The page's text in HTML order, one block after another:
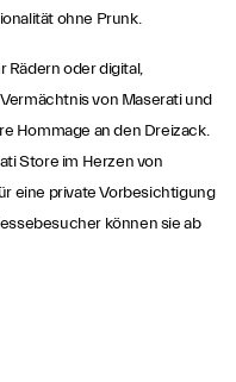
ohne Prunk.
Rädern oder digital,
von Maserati und
Hommage an den Dreizack.
Store im Herzen von
eine private Vorbesichtigung
können sie ab